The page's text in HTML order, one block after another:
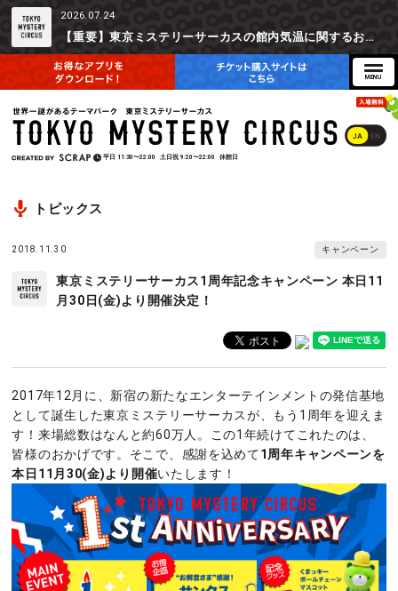
2026.07.24
【重要】東京ミステリーサーカスの館内気温に関するお詫びとご参加辞退時の返金対応について
JA EN
平日 11:30〜22:00 土日祝 9:20〜22:00 休館日
トピックス
2018.11.30 キャンペーン
東京ミステリーサーカス1周年記念キャンペーン 本日11
月30日(金)より開催決定！
2017年12月に、新宿の新たなエンターテインメントの発信基地
として誕生した東京ミステリーサーカスが、もう1周年を迎えま
す！来場総数はなんと約60万人。この1年続けてこれたのは、
皆様のおかげです。そこで、感謝を込めて1周年キャンペーンを
本日11月30(金)より開催いたします！